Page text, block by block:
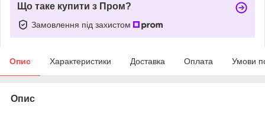
Що таке купити з Пром?
Замовлення під захистом
Опис Характеристики Доставка Оплата Умови
Опис